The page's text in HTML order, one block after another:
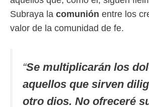
Subraya la comunión entre los
valor de la comunidad de fe.
“Se multiplicarán los
aquellos que sirven
otro dios. No ofreceré